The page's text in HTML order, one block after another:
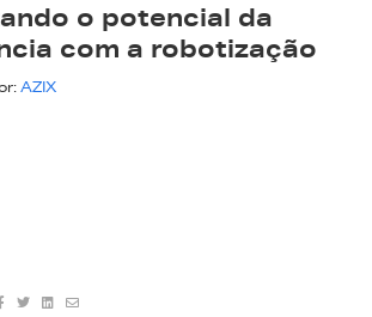
o potencial da
com a robotização
AZIX